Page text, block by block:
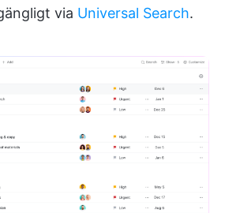
via Universal Search.